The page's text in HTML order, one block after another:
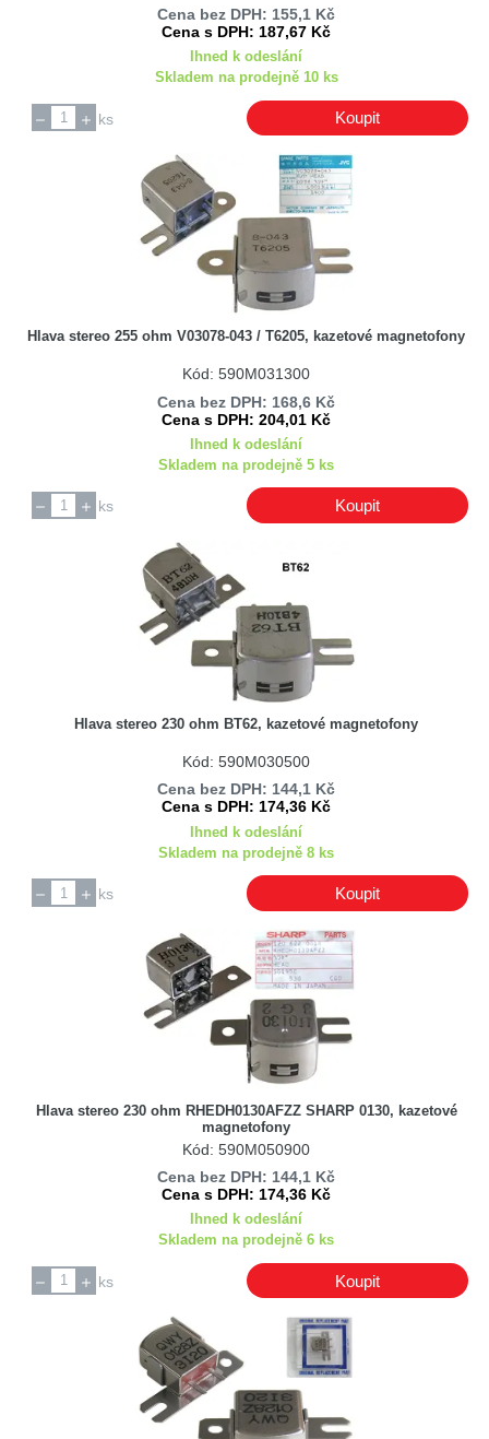
Cena bez DPH: 155,1 Kč
Cena s DPH: 187,67 Kč
Ihned k odeslání
Skladem na prodejně 10 ks
ks Koupit
Hlava stereo 255 ohm V03078-043 / T6205, kazetové magnetofony
Kód: 590M031300
Cena bez DPH: 168,6 Kč
Cena s DPH: 204,01 Kč
Ihned k odeslání
Skladem na prodejně 5 ks
ks Koupit
Hlava stereo 230 ohm BT62, kazetové magnetofony
Kód: 590M030500
Cena bez DPH: 144,1 Kč
Cena s DPH: 174,36 Kč
Ihned k odeslání
Skladem na prodejně 8 ks
ks Koupit
Hlava stereo 230 ohm RHEDH0130AFZZ SHARP 0130, kazetové
magnetofony
Kód: 590M050900
Cena bez DPH: 144,1 Kč
Cena s DPH: 174,36 Kč
Ihned k odeslání
Skladem na prodejně 6 ks
ks Koupit